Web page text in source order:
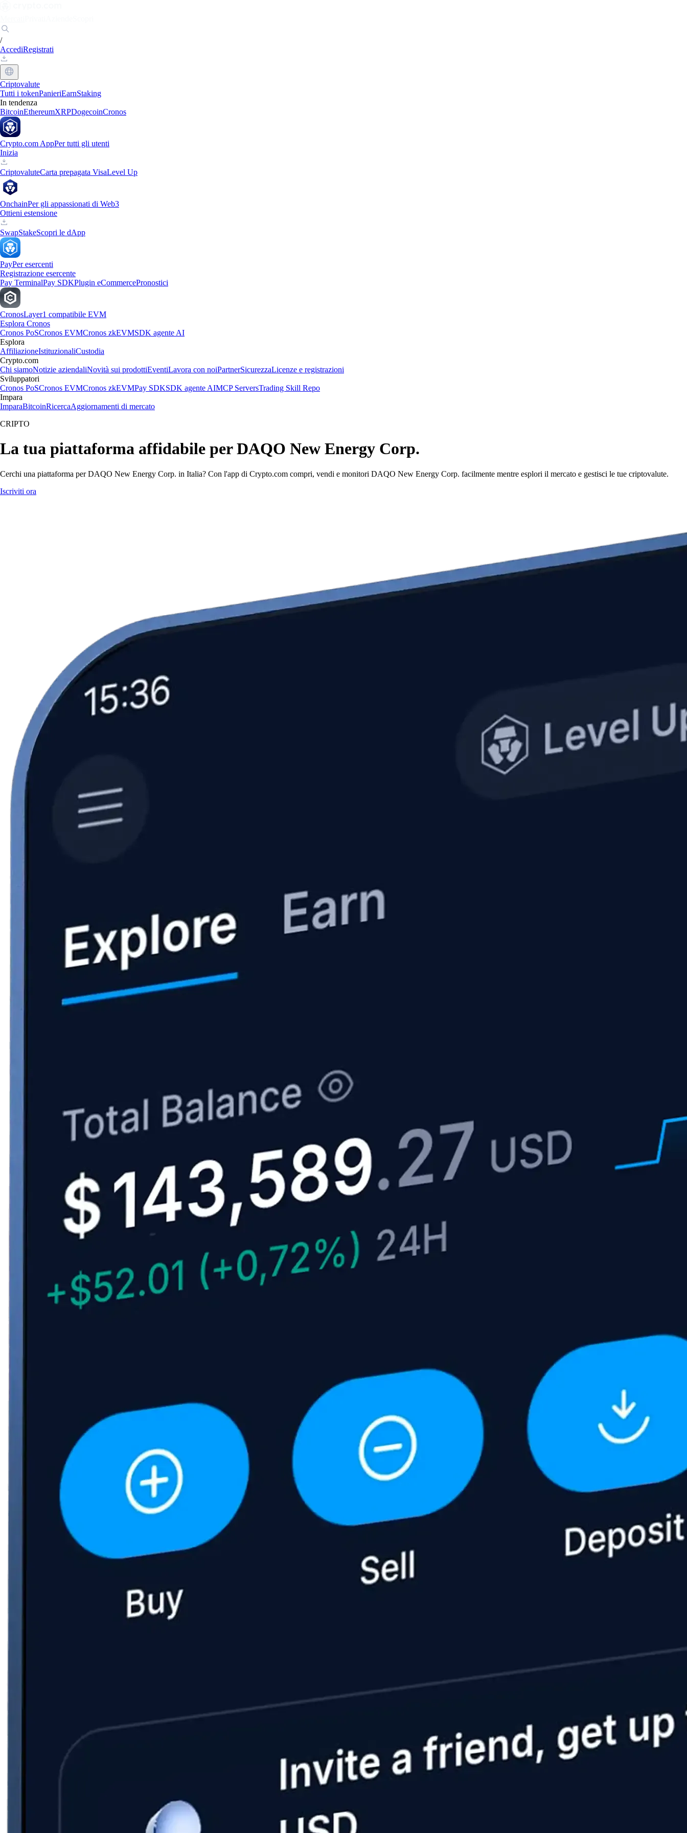
/
AccediRegistrati
Criptovalute
Tutti i tokenPanieriEarnStaking
In tendenza
BitcoinEthereumXRPDogecoinCronos
Crypto.com AppPer tutti gli utenti
Inizia
CriptovaluteCarta prepagata VisaLevel Up
OnchainPer gli appassionati di Web3
Ottieni estensione
SwapStakeScopri le dApp
PayPer esercenti
Registrazione esercente
Pay TerminalPay SDKPlugin eCommercePronostici
CronosLayer1 compatibile EVM
Esplora Cronos
Cronos PoSCronos EVMCronos zkEVMSDK agente AI
Esplora
AffiliazioneIstituzionaliCustodia
Crypto.com
Chi siamoNotizie aziendaliNovità sui prodottiEventiLavora con noiPartnerSicurezzaLicenze e registrazioni
Sviluppatori
Cronos PoSCronos EVMCronos zkEVMPay SDKSDK agente AIMCP ServersTrading Skill Repo
Impara
ImparaBitcoinRicercaAggiornamenti di mercato
CRIPTO
La tua piattaforma affidabile per DAQO New Energy Corp.
Cerchi una piattaforma per DAQO New Energy Corp. in Italia? Con l'app di Crypto.com compri, vendi e monitori DAQO New Energy Corp. facilmente mentre esplori il mercato e gestisci le tue criptovalute.
Iscriviti ora